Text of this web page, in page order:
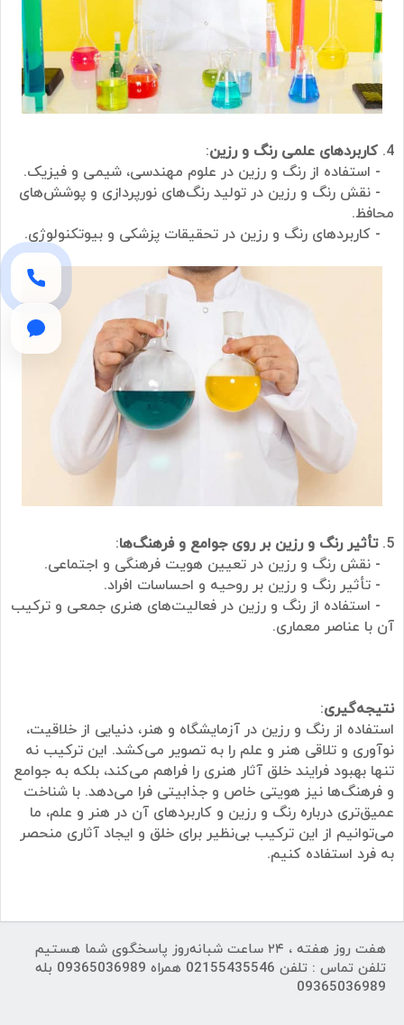
4. کاربردهای علمی رنگ و رزین:
- استفاده از رنگ و رزین در علوم مهندسی، شیمی و فیزیک.
- نقش رنگ و رزین در تولید رنگ‌های نورپردازی و پوشش‌های
محافظ.
- کاربردهای رنگ و رزین در تحقیقات پزشکی و بیوتکنولوژی.
5. تأثیر رنگ و رزین بر روی جوامع و فرهنگ‌ها:
- نقش رنگ و رزین در تعیین هویت فرهنگی و اجتماعی.
- تأثیر رنگ و رزین بر روحیه و احساسات افراد.
- استفاده از رنگ و رزین در فعالیت‌های هنری جمعی و ترکیب
آن با عناصر معماری.
نتیجه‌گیری:
استفاده از رنگ و رزین در آزمایشگاه و هنر، دنیایی از خلاقیت،
نوآوری و تلاقی هنر و علم را به تصویر می‌کشد. این ترکیب نه
تنها بهبود فرایند خلق آثار هنری را فراهم می‌کند، بلکه به جوامع
و فرهنگ‌ها نیز هویتی خاص و جذابیتی فرا می‌دهد. با شناخت
عمیق‌تری درباره رنگ و رزین و کاربردهای آن در هنر و علم، ما
می‌توانیم از این ترکیب بی‌نظیر برای خلق و ایجاد آثاری منحصر
به فرد استفاده کنیم.
هفت روز هفته ، ۲۴ ساعت شبانه‌روز پاسخگوی شما هستیم
تلفن تماس : تلفن 02155435546 همراه 09365036989 بله
09365036989